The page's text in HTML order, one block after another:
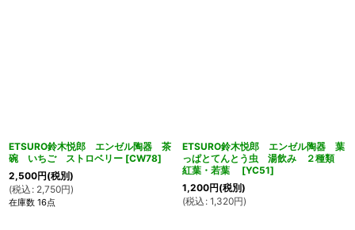
ETSURO鈴木悦郎 エンゼル陶器 茶
碗 いちご ストロベリー [CW78]
2,500円(税別)
(税込 : 2,750円)
在庫数 16点
ETSURO鈴木悦郎 エンゼル陶器 葉
っぱとてんとう虫 湯飲み ２種類
紅葉・若葉
[YC51]
1,200円(税別)
(税込 : 1,320円)